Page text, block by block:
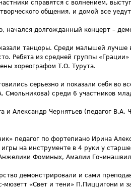
справятся с волнением,
общения, и домой все
начался долгожданный концерт –
танцоры. Среди малышей лучше
Ребята из средней группы
хореографом Т.О. Турута.
серьезно и показали себя во
Смольникова) среди 6 участников
и Александр Чернятьев (педагог
педагог по фортепиано Ирина
игры на инструменте в 4 руки у
Фоминых, Амалии
демонстрировали и сами
мюзетт «Свет и тени» П.Пиццигони и